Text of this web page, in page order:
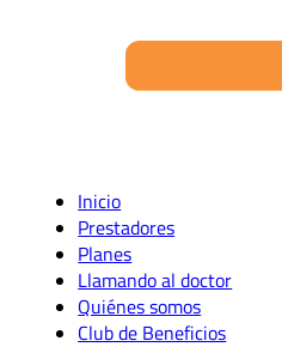
Inicio
Prestadores
Planes
Llamando al doctor
Quiénes somos
Club de Beneficios